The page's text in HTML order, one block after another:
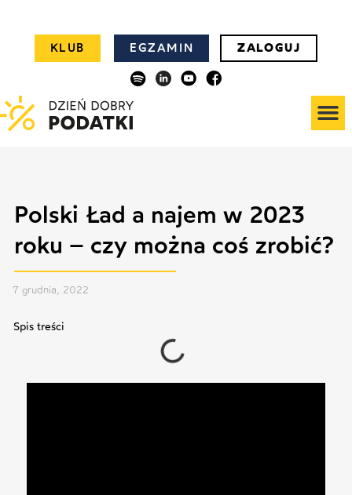
KLUB EGZAMIN ZALOGUJ
Polski Ład a najem w 2023
roku – czy można coś zrobić?
7 grudnia, 2022
Spis treści